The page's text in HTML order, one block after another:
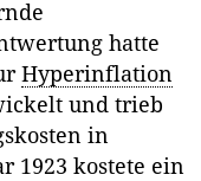
hatte
Hyperinflation
und trieb
in
1923 kostete ein